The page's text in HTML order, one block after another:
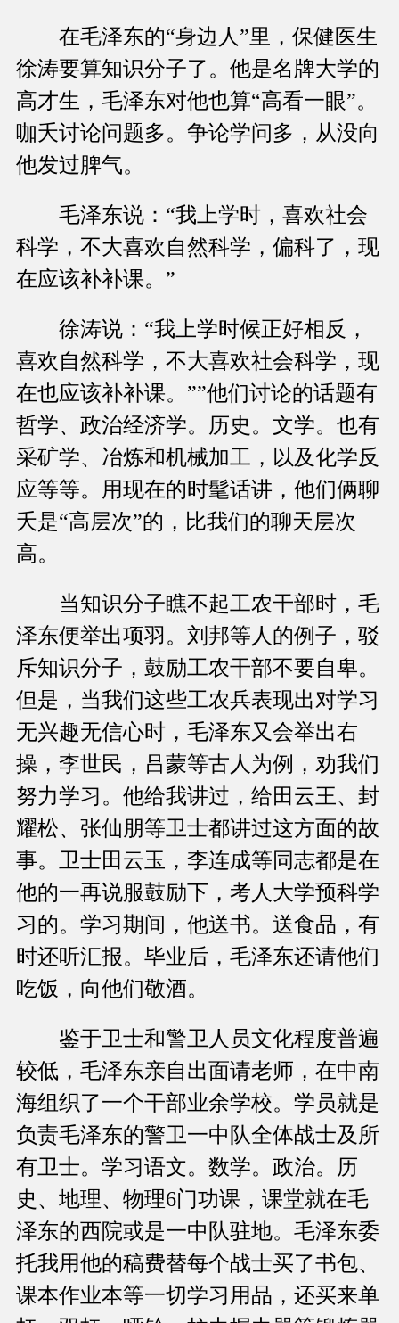
在毛泽东的“身边人”里，保健医生
徐涛要算知识分子了。他是名牌大学的
高才生，毛泽东对他也算“高看一眼”。
咖夭讨论问题多。争论学问多，从没向
他发过脾气。
毛泽东说：“我上学时，喜欢社会
科学，不大喜欢自然科学，偏科了，现
在应该补补课。”
徐涛说：“我上学时候正好相反，
喜欢自然科学，不大喜欢社会科学，现
在也应该补补课。””他们讨论的话题有
哲学、政治经济学。历史。文学。也有
采矿学、冶炼和机械加工，以及化学反
应等等。用现在的时髦话讲，他们俩聊
夭是“高层次”的，比我们的聊天层次
高。
当知识分子瞧不起工农干部时，毛
泽东便举出项羽。刘邦等人的例子，驳
斥知识分子，鼓励工农干部不要自卑。
但是，当我们这些工农兵表现出对学习
无兴趣无信心时，毛泽东又会举出右
操，李世民，吕蒙等古人为例，劝我们
努力学习。他给我讲过，给田云王、封
耀松、张仙朋等卫士都讲过这方面的故
事。卫士田云玉，李连成等同志都是在
他的一再说服鼓励下，考人大学预科学
习的。学习期间，他送书。送食品，有
时还听汇报。毕业后，毛泽东还请他们
吃饭，向他们敬酒。
鉴于卫士和警卫人员文化程度普遍
较低，毛泽东亲自出面请老师，在中南
海组织了一个干部业余学校。学员就是
负责毛泽东的警卫一中队全体战士及所
有卫士。学习语文。数学。政治。历
史、地理、物理6门功课，课堂就在毛
泽东的西院或是一中队驻地。毛泽东委
托我用他的稿费替每个战士买了书包、
课本作业本等一切学习用品，还买来单